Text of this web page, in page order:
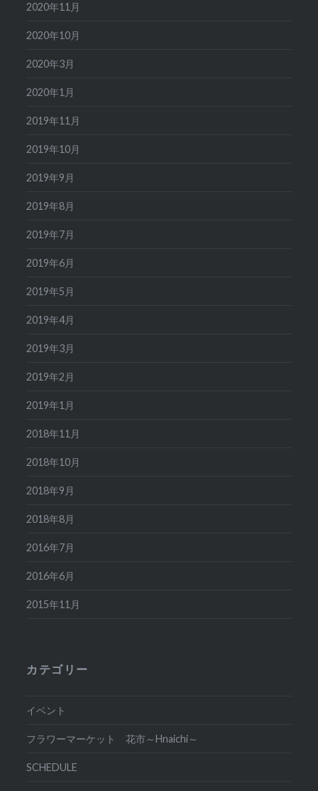
2020年11月
2020年10月
2020年3月
2020年1月
2019年11月
2019年10月
2019年9月
2019年8月
2019年7月
2019年6月
2019年5月
2019年4月
2019年3月
2019年2月
2019年1月
2018年11月
2018年10月
2018年9月
2018年8月
2016年7月
2016年6月
2015年11月
カテゴリー
イベント
フラワーマーケット 花市～Hnaichi～
SCHEDULE